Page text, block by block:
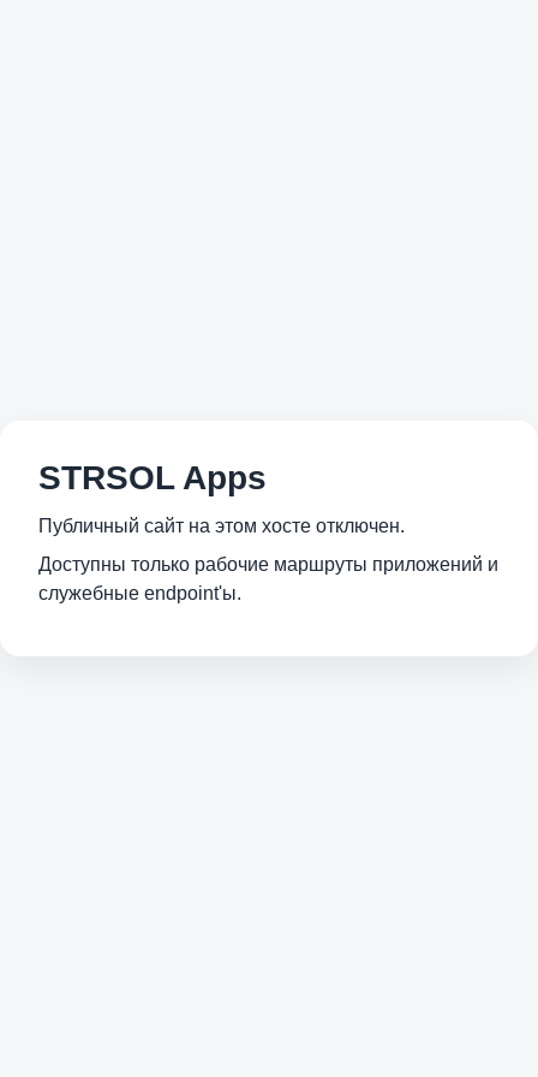
STRSOL Apps
Публичный сайт на этом хосте отключен.
Доступны только рабочие маршруты приложений и
служебные endpoint'ы.